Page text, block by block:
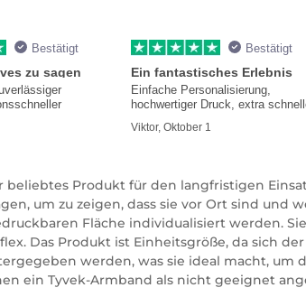
Bestätigt
zu sagen
Bestätigt
Ein fantastisches Erlebnis
Einfache Personalisierung,
hochwertiger Druck, extra
Viktor, Oktober 1
Produkt für den langfristigen
um zu zeigen, dass sie vor Ort sind
Fläche individualisiert werden.
Das Produkt ist Einheitsgröße, da sich
werden, was sie ideal macht, um
ein Tyvek-Armband als nicht geeignet